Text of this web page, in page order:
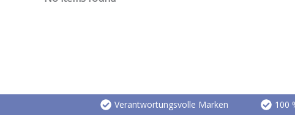
Verantwortungsvolle Marken 100